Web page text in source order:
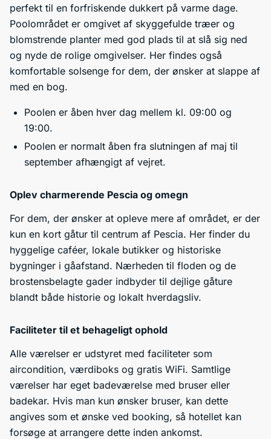
perfekt til en forfriskende dukkert på varme dage.
Poolområdet er omgivet af skyggefulde træer og
blomstrende planter med god plads til at slå sig ned
og nyde de rolige omgivelser. Her findes også
komfortable solsenge for dem, der ønsker at slappe af
med en bog.
Poolen er åben hver dag mellem kl. 09:00 og
19:00.
Poolen er normalt åben fra slutningen af maj til
september afhængigt af vejret.
Oplev charmerende Pescia og omegn
For dem, der ønsker at opleve mere af området, er der
kun en kort gåtur til centrum af Pescia. Her finder du
hyggelige caféer, lokale butikker og historiske
bygninger i gåafstand. Nærheden til floden og de
brostensbelagte gader indbyder til dejlige gåture
blandt både historie og lokalt hverdagsliv.
Faciliteter til et behageligt ophold
Alle værelser er udstyret med faciliteter som
aircondition, værdiboks og gratis WiFi. Samtlige
værelser har eget badeværelse med bruser eller
badekar. Hvis man kun ønsker bruser, kan dette
angives som et ønske ved booking, så hotellet kan
forsøge at arrangere dette inden ankomst.